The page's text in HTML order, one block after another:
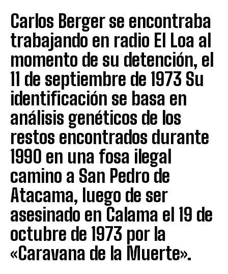
Carlos Berger se encontraba
trabajando en radio El Loa al
momento de su detención, el
11 de septiembre de 1973 Su
identificación se basa en
análisis genéticos de los
restos encontrados durante
1990 en una fosa ilegal
camino a San Pedro de
Atacama, luego de ser
asesinado en Calama el 19 de
octubre de 1973 por la
«Caravana de la Muerte».